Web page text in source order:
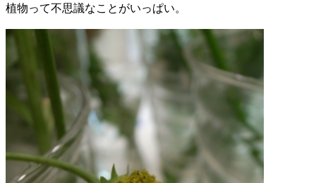
植物って不思議なことがいっぱい。